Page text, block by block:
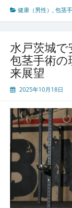
城
の
型
医
療
進
化
性
が
安
心
し
て
包
茎
手
術
健康（男性） ,包茎
水戸茨城
包茎手術
来展望
2025年10月18日